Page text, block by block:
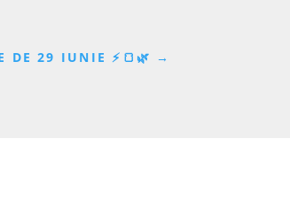
DE 29 IUNIE ⚡🍞🌿 →